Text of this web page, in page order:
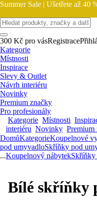
Summer Sale | Ušetřete až 40
300 Kč pro vásRegistrace
Kategorie
Místnosti
Inspirace
Slevy & Outlet
Návrh interiéru
Novinky
Premium značky
Pro profesionály
Kategorie Místnosti
interiéru Novinky Premium
DomůKategorieKoupelnové
pod umyvadloSkříňky pod
...Koupelnový nábytekSkříňky
Bílé skříňky